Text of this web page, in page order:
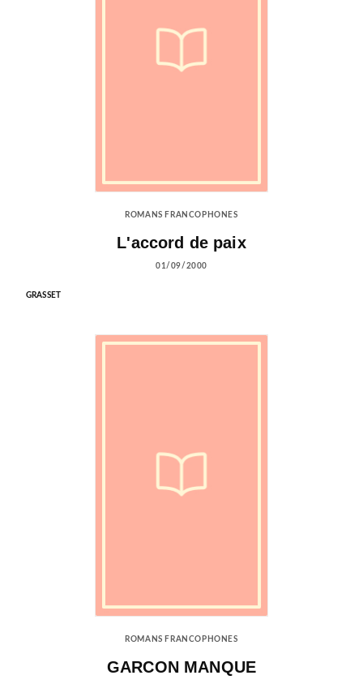
ROMANS FRANCOPHONES
L'accord de paix
01/09/2000
GRASSET
ROMANS FRANCOPHONES
GARCON MANQUE